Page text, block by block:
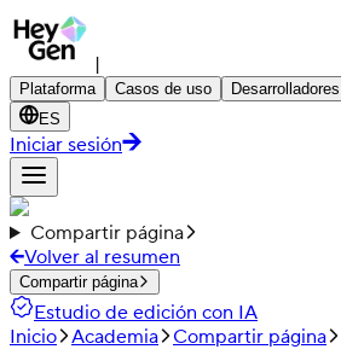
|
Plataforma Casos de uso Desarrolladores
ES
Iniciar sesión
Compartir página
Volver al resumen
Compartir página
Estudio de edición con IA
Inicio Academia Compartir página